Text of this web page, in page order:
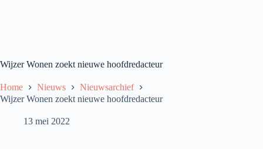
Wijzer Wonen zoekt nieuwe hoofdredacteur
Home Nieuws
Nieuwsarchief
Wijzer Wonen zoekt nieuwe hoofdredacteur
13 mei 2022